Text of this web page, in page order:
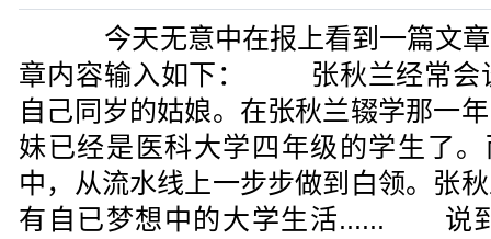
今天无意中在报上看到一篇文章
章内容输入如下： 张秋兰经常会
自己同岁的姑娘。在张秋兰辍学那一
妹已经是医科大学四年级的学生了
中，从流水线上一步步做到白领。张
有自已梦想中的大学生活...... 说